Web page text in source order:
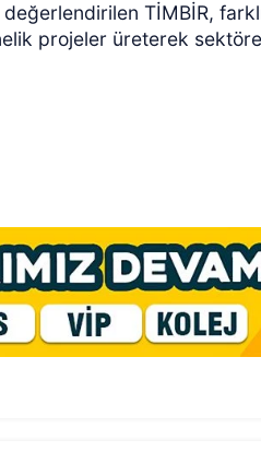
TİMBİR,
projeler üreterek